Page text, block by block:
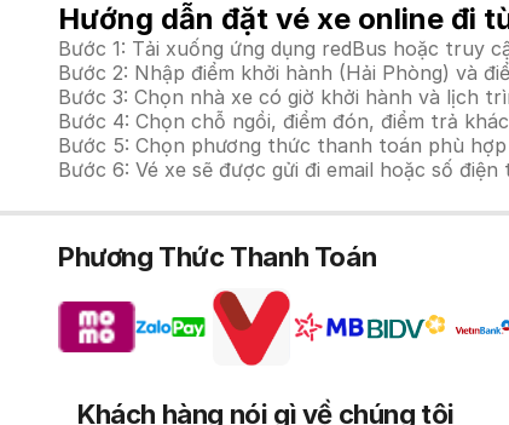
Hướng dẫn đặt vé xe online đi
Bước 1: Tải xuống ứng dụng redBus hoặc truy
Bước 2: Nhập điểm khởi hành (Hải Phòng) và
Bước 3: Chọn nhà xe có giờ khởi hành và lịch
Bước 4: Chọn chỗ ngồi, điểm đón, điểm trả
Bước 5: Chọn phương thức thanh toán phù
Bước 6: Vé xe sẽ được gửi đi email hoặc số
Phương Thức Thanh Toán
Khách hàng nói gì về chúng tôi